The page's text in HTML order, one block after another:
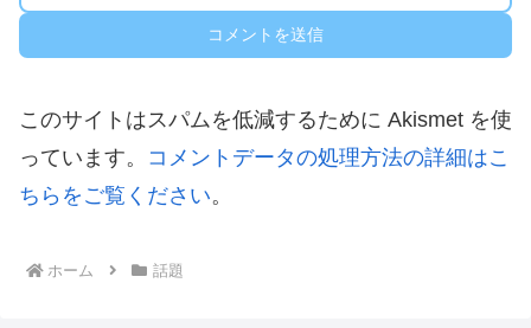
このサイトはスパムを低減するために Akismet を使
っています。 コメントデータの処理方法の詳細はこ
ちらをご覧ください。
ホーム 話題